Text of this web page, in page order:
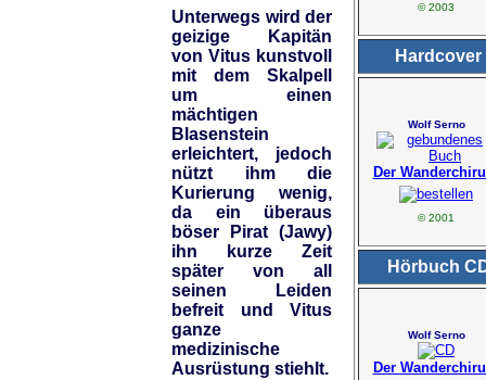
Unterwegs wird der
geizige Kapitän
von Vitus kunstvoll
mit dem Skalpell
um einen
mächtigen
Blasenstein
erleichtert, jedoch
nützt ihm die
Kurierung wenig,
da ein überaus
böser Pirat (Jawy)
ihn kurze Zeit
später von all
seinen Leiden
befreit und Vitus
ganze
medizinische
Ausrüstung stiehlt.
© 2003
Hardcover
Wolf Serno
Der
© 2001
Hörbuch
Wolf Serno
Der